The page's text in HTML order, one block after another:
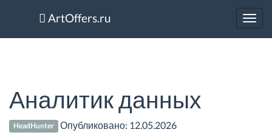
ArtOffers.ru
Аналитик данных
HeadHunter Опубликовано: 12.05.2026